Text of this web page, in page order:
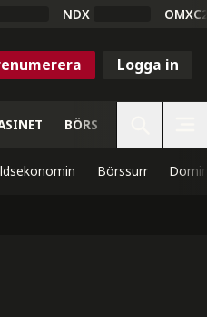
NDX
Logga in
BÖRS
Börssurr